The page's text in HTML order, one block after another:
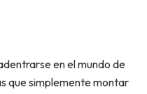
en el mundo de
que simplemente montar